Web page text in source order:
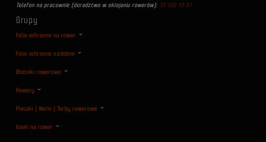
Telefon na pracownie (doradztwo w oklejaniu rowerów): 33 300 33 97
Grupy
Folie ochronne na rower
Folie ochronne ozdobne
Błotniki rowerowe
Rowery
Plecaki | Nerki | Torby rowerowe
Kaski na rower